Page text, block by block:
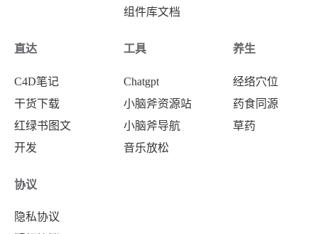
组件库文档
直达
C4D笔记
干货下载
红绿书图文
开发
工具
Chatgpt
小脑斧资源站
小脑斧导航
音乐放松
养生
经络穴位
药食同源
草药
协议
隐私协议